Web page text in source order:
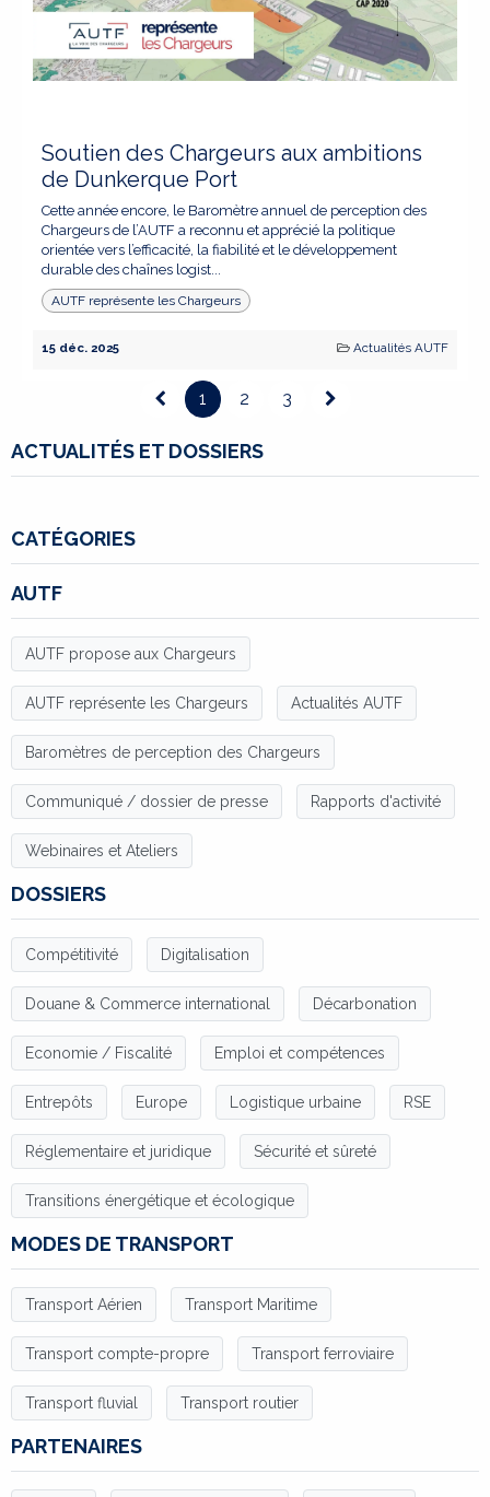
Soutien des Chargeurs aux ambitions
de Dunkerque Port
Cette année encore, le Baromètre annuel de perception des
Chargeurs de l’AUTF a reconnu et apprécié la politique
orientée vers l’efficacité, la fiabilité et le développement
durable des chaînes logist...
AUTF représente les Chargeurs
15 déc. 2025 Actualités AUTF
1 2 3
ACTUALITÉS ET DOSSIERS
CATÉGORIES
AUTF
AUTF propose aux Chargeurs
AUTF représente les Chargeurs Actualités AUTF
Baromètres de perception des Chargeurs
Communiqué / dossier de presse Rapports d'activité
Webinaires et Ateliers
DOSSIERS
Compétitivité Digitalisation
Douane & Commerce international Décarbonation
Economie / Fiscalité Emploi et compétences
Entrepôts Europe Logistique urbaine RSE
Réglementaire et juridique Sécurité et sûreté
Transitions énergétique et écologique
MODES DE TRANSPORT
Transport Aérien Transport Maritime
Transport compte-propre Transport ferroviaire
Transport fluvial Transport routier
PARTENAIRES